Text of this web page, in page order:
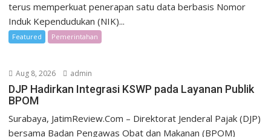
terus memperkuat penerapan satu data berbasis Nomor
Induk Kependudukan (NIK)...
Featured Pemerintahan
Aug 8, 2026 admin
DJP Hadirkan Integrasi KSWP pada Layanan Publik
BPOM
Surabaya, JatimReview.Com – Direktorat Jenderal Pajak (DJP)
bersama Badan Pengawas Obat dan Makanan (BPOM)